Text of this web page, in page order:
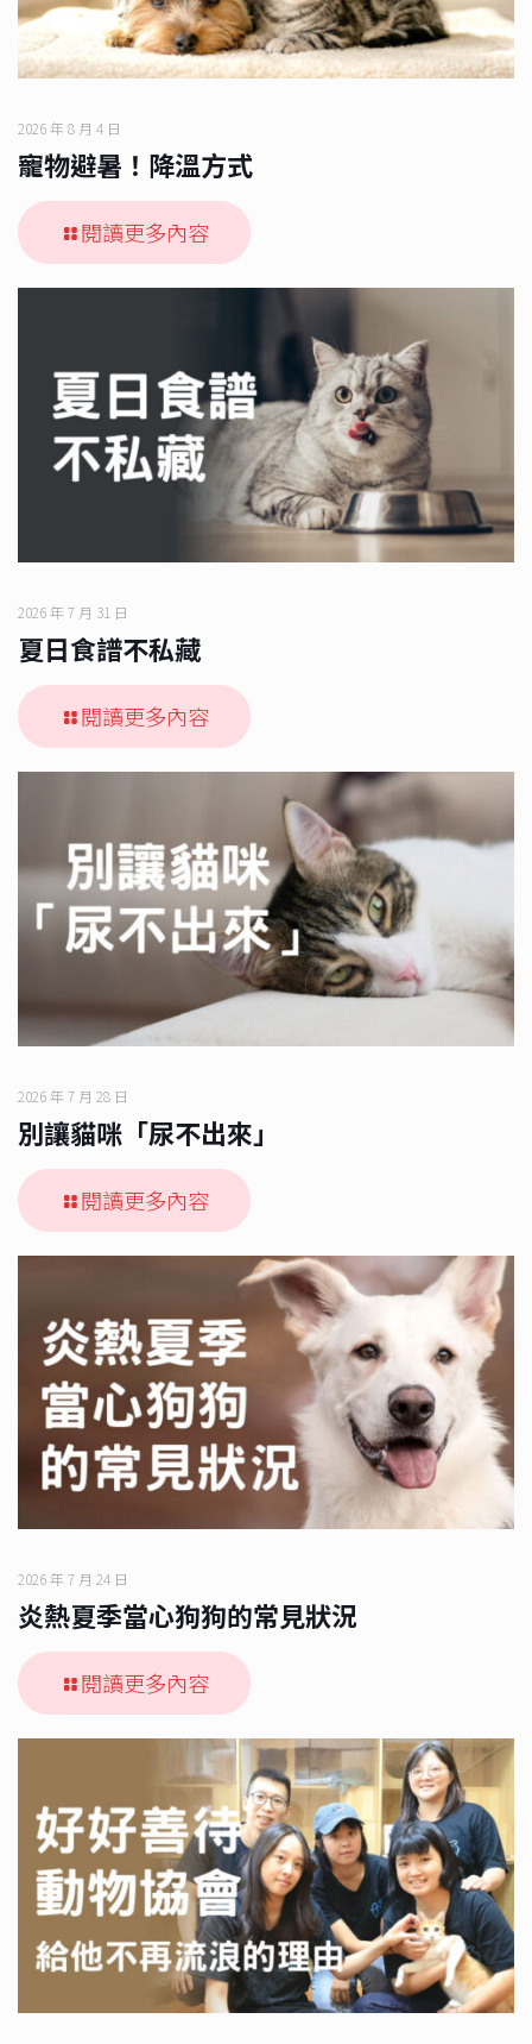
2026 年 8 月 4 日
寵物避暑！降溫方式
閱讀更多內容
2026 年 7 月 31 日
夏日食譜不私藏
閱讀更多內容
2026 年 7 月 28 日
別讓貓咪「尿不出來」
閱讀更多內容
2026 年 7 月 24 日
炎熱夏季當心狗狗的常見狀況
閱讀更多內容